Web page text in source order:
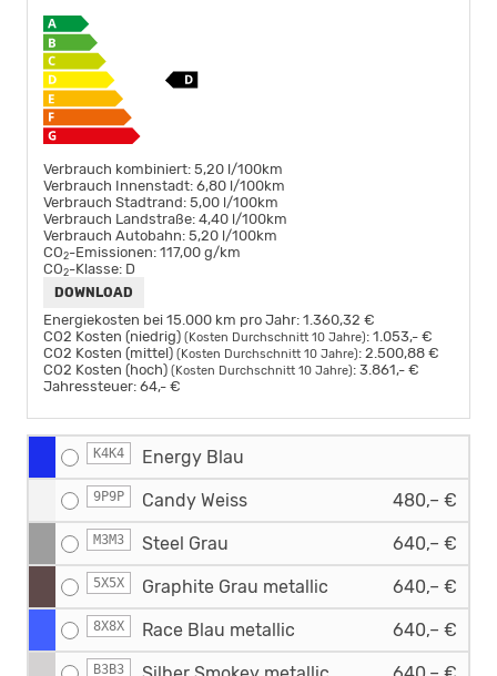
Verbrauch kombiniert: 5,20 l/100km
Verbrauch Innenstadt: 6,80 l/100km
Verbrauch Stadtrand: 5,00 l/100km
Verbrauch Landstraße: 4,40 l/100km
Verbrauch Autobahn: 5,20 l/100km
CO2-Emissionen: 117,00 g/km
CO2-Klasse: D
DOWNLOAD
Energiekosten bei 15.000 km pro Jahr: 1.360,32 €
CO2 Kosten (niedrig) (Kosten Durchschnitt 10 Jahre): 1.053,- €
CO2 Kosten (mittel) (Kosten Durchschnitt 10 Jahre): 2.500,88 €
CO2 Kosten (hoch) (Kosten Durchschnitt 10 Jahre): 3.861,- €
Jahressteuer: 64,- €
K4K4 Energy Blau
9P9P Candy Weiss 480,– €
M3M3 Steel Grau 640,– €
5X5X Graphite Grau metallic 640,– €
8X8X Race Blau metallic 640,– €
B3B3